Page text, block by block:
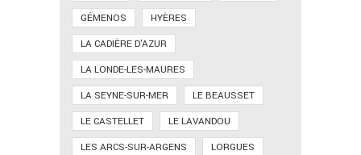
GÉMENOS
HYÈRES
LA CADIÈRE D'AZUR
LA LONDE-LES-MAURES
LA SEYNE-SUR-MER
LE BEAUSSET
LE CASTELLET
LE LAVANDOU
LES ARCS-SUR-ARGENS
LORGUES